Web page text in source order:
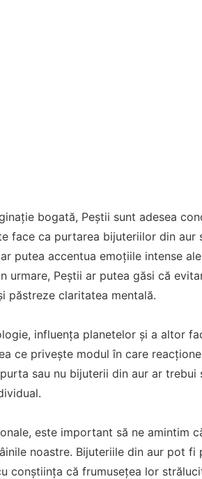
bogată, Peștii sunt adesea
face ca purtarea bijuteriilor din aur
putea accentua emoțiile intense
urmare, Peștii ar putea găsi că
păstreze claritatea mentală.
influența planetelor și a altor
ce privește modul în care
sau nu bijuterii din aur ar
este important să ne amintim
noastre. Bijuteriile din aur pot
conștiința că frumusețea lor